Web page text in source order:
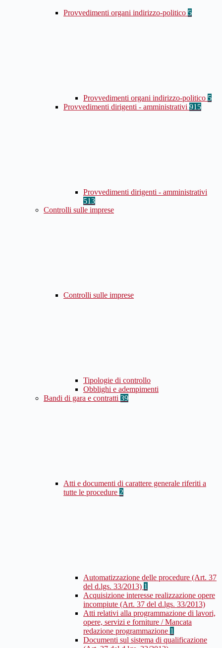
Provvedimenti organi indirizzo-politico 5
Provvedimenti organi indirizzo-politico 5
Provvedimenti dirigenti - amministrativi 915
Provvedimenti dirigenti - amministrativi
513
Controlli sulle imprese
Controlli sulle imprese
Tipologie di controllo
Obblighi e adempimenti
Bandi di gara e contratti 39
Atti e documenti di carattere generale riferiti a
tutte le procedure 2
Automatizzazione delle procedure (Art. 37
del d.lgs. 33/2013) 1
Acquisizione interesse realizzazione opere
incompiute (Art. 37 del d.lgs. 33/2013)
Atti relativi alla programmazione di lavori,
opere, servizi e forniture / Mancata
redazione programmazione 1
Documenti sul sistema di qualificazione